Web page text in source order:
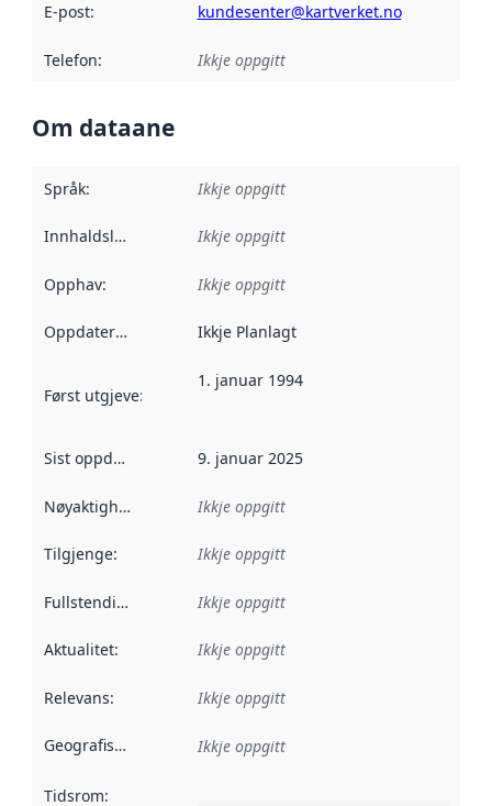
E-post: kundesenter@kartverket.no
Telefon: Ikkje oppgitt
Om dataane
Språk: Ikkje oppgitt
Innhaldsleverandørar :
Ikkje oppgitt
Opphav: Ikkje oppgitt
Oppdateringsfrekvens :
Ikkje Planlagt
Først utgjeve: Denne datoen seier når dataa i dette
1. januar 1994
Sist oppdatert 9. januar 2025
Nøyaktigheit Ikkje oppgitt
Tilgjenge: Ikkje oppgitt
Fullstendigheit Ikkje oppgitt
Aktualitet: Ikkje oppgitt
Relevans: Ikkje oppgitt
Geografisk område Ikkje oppgitt
Tidsrom: